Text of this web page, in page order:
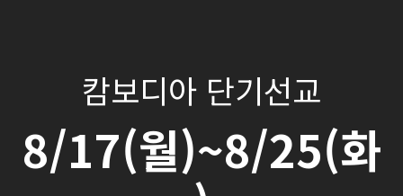
캄보디아 단기선교
8/17(월)~8/25(화